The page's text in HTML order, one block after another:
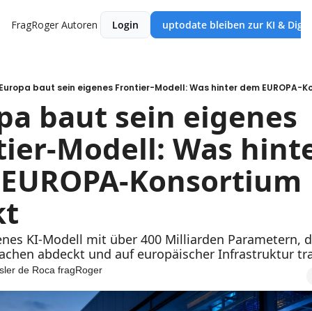
FragRoger Autoren Login uptodate bleiben zur KI &
baut sein eigenes Frontier-Modell: Was hinter dem EUROPA-
baut sein eigenes
Modell: Was
Konsortium
KI-Modell mit über 400 Milliarden Parametern,
abdeckt und auf europäischer Infrastruktur
de Roca fragRoger